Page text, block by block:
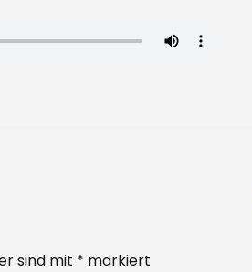
sind mit * markiert